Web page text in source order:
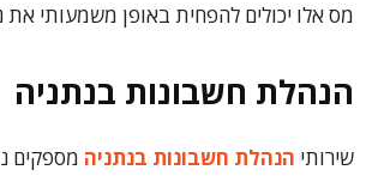
מס אלו יכולים להפחית באופן משמעותי
הנהלת חשבונות בנתניה
שירותי הנהלת חשבונות בנתניה מספקים